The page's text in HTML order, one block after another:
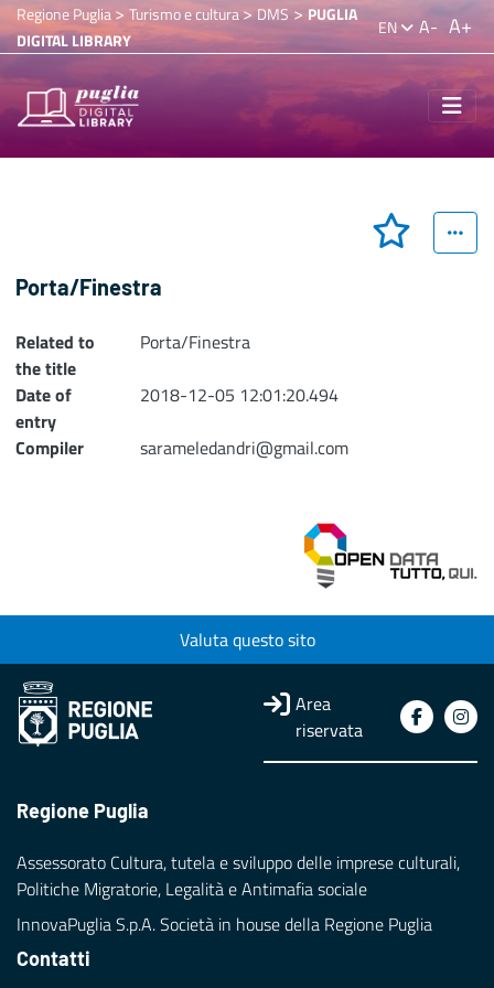
Regione Puglia> Turismo e cultura>DMS > PUGLIA
DIGITAL LIBRARY
EN A- A+
Porta/Finestra
Related to
the title
Porta/Finestra
Date of
entry
2018-12-05 12:01:20.494
Compiler
sarameledandri@gmail.com
Valuta questo sito
Area
riservata
Regione Puglia
Assessorato Cultura, tutela e sviluppo delle imprese culturali,
Politiche Migratorie, Legalità e Antimafia sociale
InnovaPuglia S.p.A. Società in house della Regione Puglia
Contatti